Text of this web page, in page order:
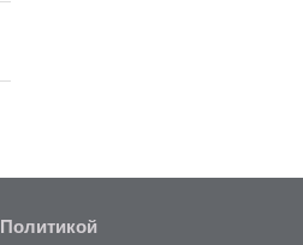
Политикой